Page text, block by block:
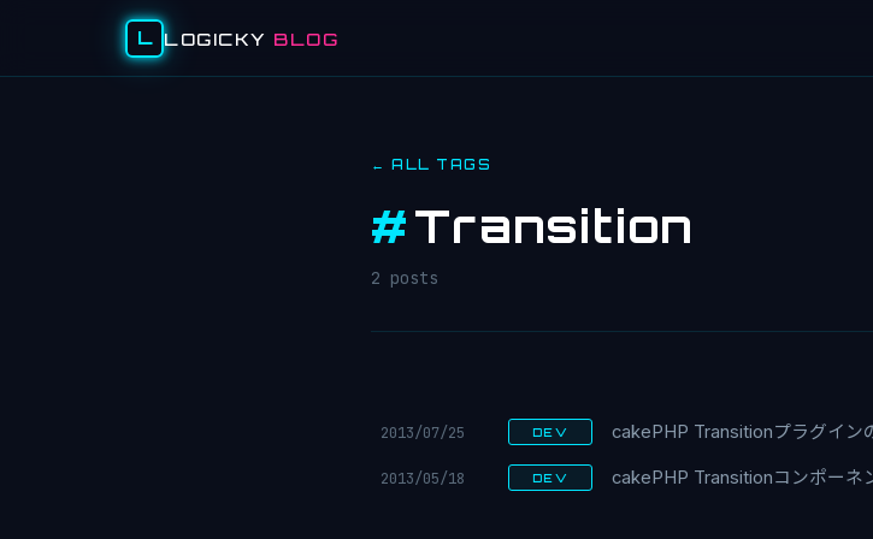
L LOGICKY BLOG
← ALL TAGS
#Transition
2 posts
2013/07/25 DEV cakePHP Transitionプラグイン
2013/05/18 DEV cakePHP Transitionコンポーネ